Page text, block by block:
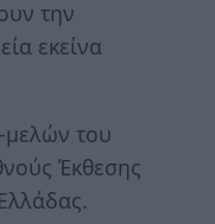
την
εκείνα
μελών του
Έκθεσης